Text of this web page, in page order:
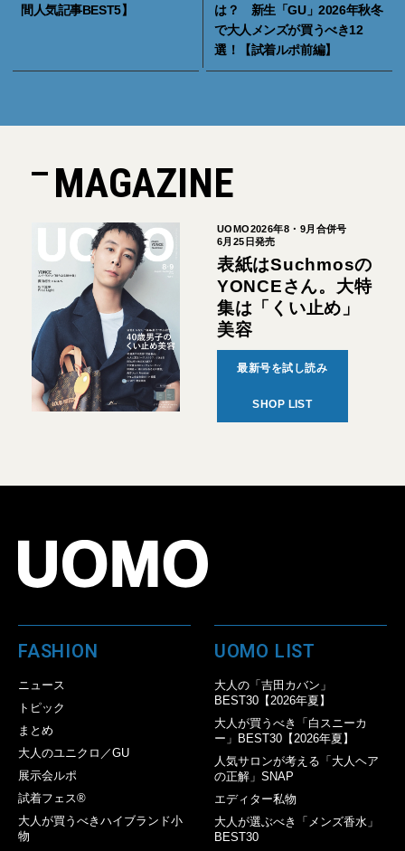
間人気記事BEST5】
は？ 新生「GU」2026年秋冬
で大人メンズが買うべき12
選！【試着ルポ前編】
MAGAZINE
UOMO2026年8・9月合併号
6月25日発売
表紙はSuchmosの
YONCEさん。大特
集は「くい止め」
美容
最新号を試し読み
SHOP LIST
FASHION
ニュース
トピック
まとめ
大人のユニクロ／GU
展示会ルポ
試着フェス®︎
大人が買うべきハイブランド小
物
UOMO LIST
大人の「吉田カバン」
BEST30【2026年夏】
大人が買うべき「白スニーカ
ー」BEST30【2026年夏】
人気サロンが考える「大人ヘア
の正解」SNAP
エディター私物
大人が選ぶべき「メンズ香水」
BEST30